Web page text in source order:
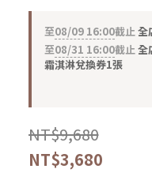
至08/09 16:00截止全
至08/31 16:00截止全
霜淇淋兌換券1張
NT$9,680
NT$3,680